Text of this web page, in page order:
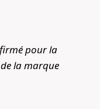
pour la
la marque